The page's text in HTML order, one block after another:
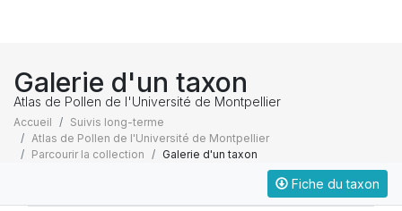
Galerie d'un taxon
Atlas de Pollen de l'Université de Montpellier
Accueil
Suivis long-terme
Atlas de Pollen de l'Université de Montpellier
Parcourir la collection
Galerie d'un taxon
Fiche du taxon